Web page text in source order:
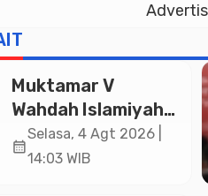
Muktamar V
Wahdah Islamiyah
Akan Kukuhkan
10.000 Guru Al-
calendar_month
Selasa, 4 Agt 2026 |
14:03 WIB